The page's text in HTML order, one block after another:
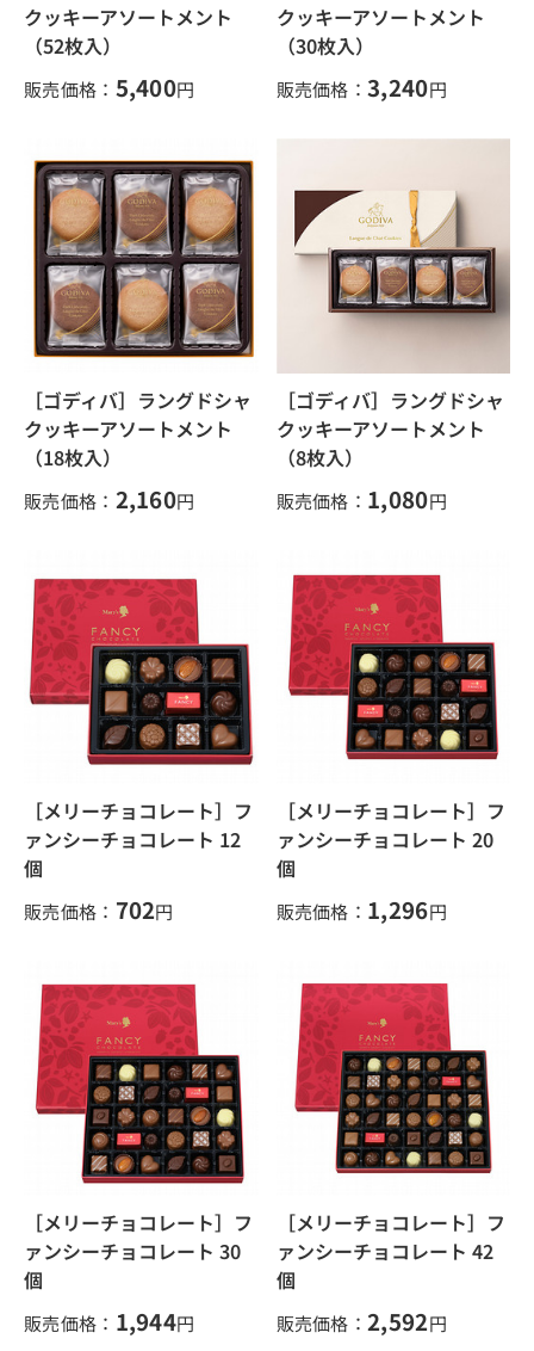
クッキーアソートメント
（52枚入）
販売価格： 5,400円
クッキーアソートメント
（30枚入）
販売価格： 3,240円
［ゴディバ］ラングドシャ
クッキーアソートメント
（18枚入）
販売価格： 2,160円
［ゴディバ］ラングドシャ
クッキーアソートメント
（8枚入）
販売価格： 1,080円
［メリーチョコレート］フ
ァンシーチョコレート 12
個
販売価格： 702円
［メリーチョコレート］フ
ァンシーチョコレート 20
個
販売価格： 1,296円
［メリーチョコレート］フ
ァンシーチョコレート 30
個
販売価格： 1,944円
［メリーチョコレート］フ
ァンシーチョコレート 42
個
販売価格： 2,592円